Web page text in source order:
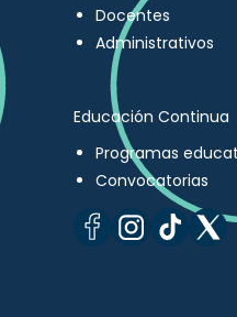
Docentes
Administrativos
Educación Continua
Programas
Convocatorias